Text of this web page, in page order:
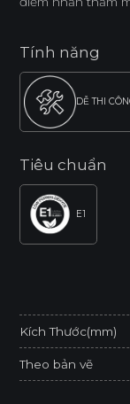
Tính năng
DỄ THI
Tiêu chuẩn
E1
Kích Thước(mm)
Theo bản vẽ